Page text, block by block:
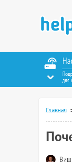
для
Главная